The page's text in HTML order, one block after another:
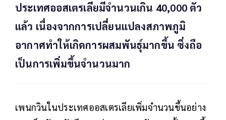
ประเทศออสเตรเลียมีจำนวนเกิน 40,000 ตัว
แล้ว เนื่องจากการเปลี่ยนแปลงสภาพภูมิ
อากาศทำให้เกิดการผสมพันธุ์มากขึ้น ซึ่งถือ
เป็นการเพิ่มขึ้นจำนวนมาก
เพนกวินในประเทศออสเตรเลียเพิ่มจำนวนขึ้นอย่าง